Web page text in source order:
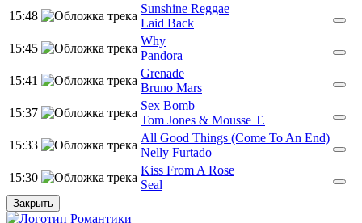
15:48
Sunshine Reggae
Laid Back
15:45
Why
Pandora
15:41
Grenade
Bruno Mars
15:37
Sex Bomb
Tom Jones & Mousse T.
15:33
All Good Things (Come To An End)
Nelly Furtado
15:30
Kiss From A Rose
Seal
Закрыть